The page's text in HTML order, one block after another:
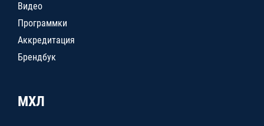
Видео
Программки
Аккредитация
Брендбук
МХЛ